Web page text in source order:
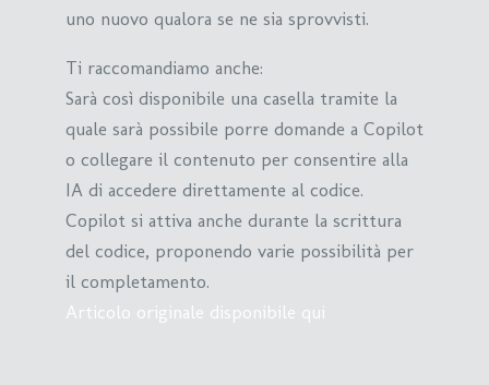
uno nuovo qualora se ne sia sprovvisti.
Ti raccomandiamo anche:
Sarà così disponibile una casella tramite la
quale sarà possibile porre domande a Copilot
o collegare il contenuto per consentire alla
IA di accedere direttamente al codice.
Copilot si attiva anche durante la scrittura
del codice, proponendo varie possibilità per
il completamento.
Articolo originale disponibile qui